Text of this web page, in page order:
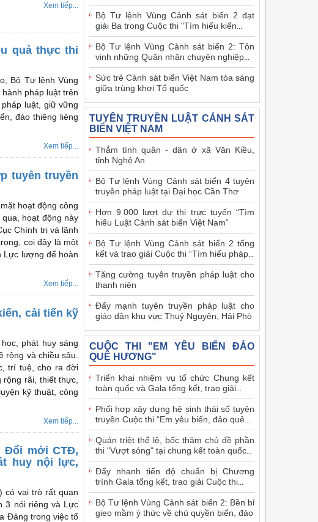
Xem tiếp...
quả thực thi
Bộ Tư lệnh Vùng
pháp luật trên
luật, giữ vững
đảo thiêng liêng
Xem tiếp...
tuyên truyền
hoạt động công
hoạt động này
Chính trị và lãnh
coi đây là một
Lực lượng để hoàn
Xem tiếp...
cải tiến kỹ
phát huy sáng
rộng và chiều sâu.
trí tuệ, cho ra đời
rãi, thiết thực,
kỹ thuật, công
Xem tiếp...
Đổi mới CTĐ,
huy nội lực,
có vai trò rất quan
3 nói riêng và Lực
Đảng trong việc tổ
Bộ Tư lệnh Vùng Cảnh sát biển 2 đạt
giải Ba trong Cuộc thi "Tìm hiểu kiến
Bộ Tư lệnh Vùng Cảnh sát biển 2: Tôn
vinh những Quân nhân chuyên nghiệp...
Sức trẻ Cảnh sát biển Việt Nam tỏa sáng
giữa trùng khơi Tổ quốc
TUYÊN TRUYỀN LUẬT CẢNH SÁT
BIỂN VIỆT NAM
Thắm tình quân - dân ở xã Văn Kiều,
tỉnh Nghệ An
Bộ Tư lệnh Vùng Cảnh sát biển 4 tuyên
truyền pháp luật tại Đại học Cần Thơ
Hơn 9.000 lượt dự thi trực tuyến “Tìm
hiểu Luật Cảnh sát biển Việt Nam”
Bộ Tư lệnh Vùng Cảnh sát biển 2 tổng
kết và trao giải Cuộc thi “Tìm hiểu pháp...
Tăng cường tuyên truyền pháp luật cho
thanh niên
Đẩy mạnh tuyên truyền pháp luật cho
giáo dân khu vực Thuỷ Nguyên, Hải Phò
CUỘC THI "EM YÊU BIỂN ĐẢO
QUÊ HƯƠNG"
Triển khai nhiệm vụ tổ chức Chung kết
toàn quốc và Gala tổng kết, trao giải...
Phối hợp xây dựng hệ sinh thái số tuyên
truyền Cuộc thi “Em yêu biển, đảo quê...
Quán triệt thể lệ, bốc thăm chủ đề phần
thi "Vượt sóng" tại chung kết toàn quốc...
Đẩy nhanh tiến độ chuẩn bị Chương
trình Gala tổng kết, trao giải Cuộc thi...
Bộ Tư lệnh Vùng Cảnh sát biển 2: Bền bỉ
gieo mầm ý thức về chủ quyền biển, đảo